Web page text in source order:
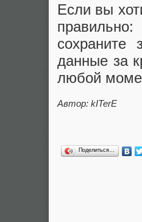
Если вы
сохраните
данные за
любой
Автор: kITerE
Поделиться…